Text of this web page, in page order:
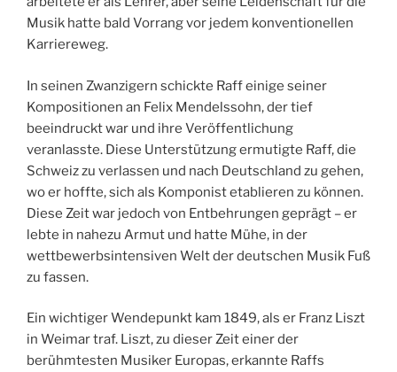
Musik hatte bald Vorrang vor jedem konventionellen
Karriereweg.
In seinen Zwanzigern schickte Raff einige seiner
Kompositionen an Felix Mendelssohn, der tief
beeindruckt war und ihre Veröffentlichung
veranlasste. Diese Unterstützung ermutigte Raff, die
Schweiz zu verlassen und nach Deutschland zu gehen,
wo er hoffte, sich als Komponist etablieren zu können.
Diese Zeit war jedoch von Entbehrungen geprägt – er
lebte in nahezu Armut und hatte Mühe, in der
wettbewerbsintensiven Welt der deutschen Musik Fuß
zu fassen.
Ein wichtiger Wendepunkt kam 1849, als er Franz Liszt
in Weimar traf. Liszt, zu dieser Zeit einer der
berühmtesten Musiker Europas, erkannte Raffs